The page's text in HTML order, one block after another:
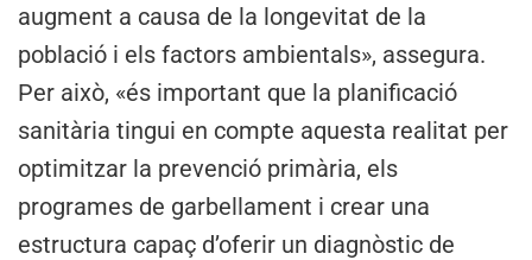
augment a causa de la longevitat de la
població i els factors ambientals», assegura.
Per això, «és important que la planificació
sanitària tingui en compte aquesta realitat per
optimitzar la prevenció primària, els
programes de garbellament i crear una
estructura capaç d’oferir un diagnòstic de